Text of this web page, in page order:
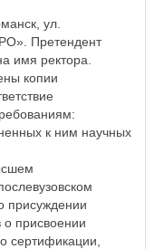
ул.
Претендент
имя ректора.
копии
к ним научных
присуждении
о присвоении
сертификации,